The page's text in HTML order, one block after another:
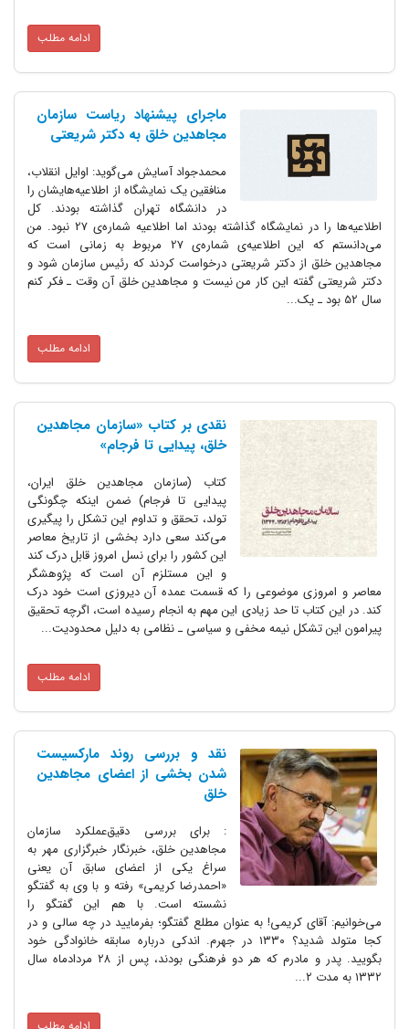
ادامه مطلب
ماجرای پیشنهاد ریاست سازمان
مجاهدین خلق به دکتر شریعتی
محمدجواد آسایش می‌گوید: اوایل انقلاب،
منافقین یک نمایشگاه از اطلاعیه‌هایشان را
در دانشگاه تهران گذاشته بودند. کل
اطلاعیه‌ها را در نمایشگاه گذاشته بودند اما اطلاعیه شماره‌ی 27 نبود. من
می‌دانستم که این اطلاعیه‌ی شماره‌ی 27 مربوط به زمانی است که
مجاهدین خلق از دکتر شریعتی درخواست کردند که رئیس سازمان شود و
دکتر شریعتی گفته این کار من نیست و مجاهدین خلق آن وقت ـ فکر کنم
سال 52 بود ـ یک...
ادامه مطلب
نقدی بر کتاب «سازمان مجاهدین
خلق، پیدایی تا فرجام»
کتاب (سازمان مجاهدین خلق ایران،
پیدایی تا فرجام) ضمن اینکه چگونگی
تولد، تحقق و تداوم این تشکل را پیگیری
می‌کند سعی دارد بخشی از تاریخ معاصر
این کشور را برای نسل امروز قابل درک کند
و این مستلزم آن است که پژوهشگر
معاصر و امروزی موضوعی را که قسمت عمده آن دیروزی است خود درک
کند. در این کتاب تا حد زیادی این مهم به انجام رسیده است، اگرچه تحقیق
پیرامون این تشکل نیمه مخفی و سیاسی ـ نظامی به دلیل محدودیت...
ادامه مطلب
نقد و بررسی روند مارکسیست
شدن بخشی از اعضای مجاهدین
خلق
: برای بررسی دقیق‌عملکرد سازمان
مجاهدین خلق، خبرنگار خبرگزاری مهر به
سراغ یکی از اعضای سابق آن یعنی
«احمدرضا کریمی» رفته و با وی به گفتگو
نشسته است. با هم این گفتگو را
می‌خوانیم: آقای کریمی! به عنوان مطلع گفتگو؛ بفرمایید در چه سالی و در
کجا متولد شدید؟ ۱۳۳۰ در جهرم. اندکی درباره سابقه خانوادگی خود
بگویید. پدر و مادرم که هر دو فرهنگی بودند، پس از ۲۸ مردادماه سال
۱۳۳۲ به مدت ۲...